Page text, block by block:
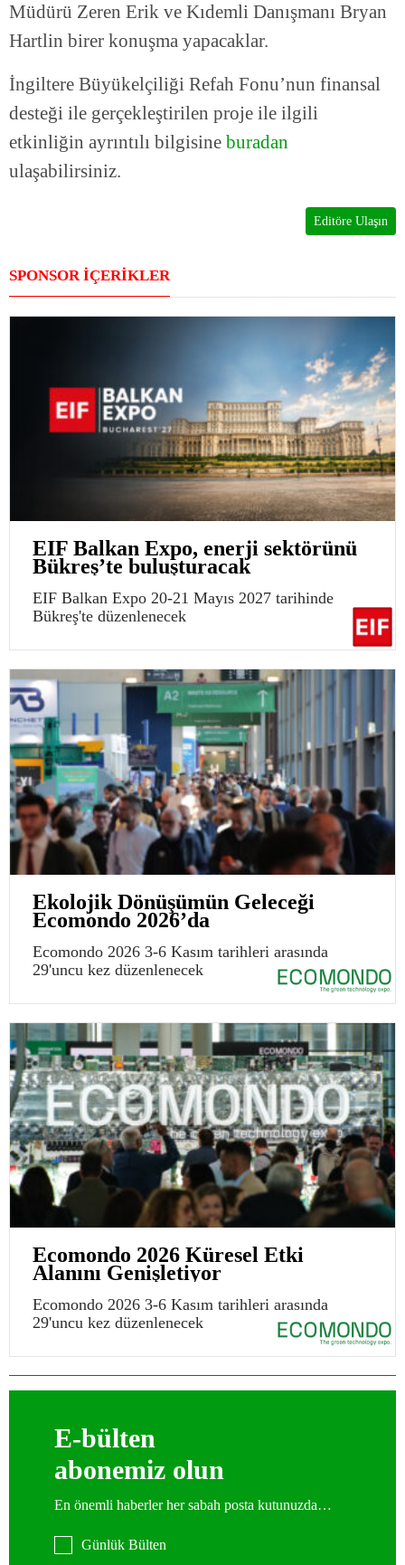
Müdürü Zeren Erik ve Kıdemli Danışmanı Bryan
Hartlin birer konuşma yapacaklar.
İngiltere Büyükelçiliği Refah Fonu’nun finansal
desteği ile gerçekleştirilen proje ile ilgili
etkinliğin ayrıntılı bilgisine buradan
ulaşabilirsiniz.
Editöre Ulaşın
SPONSOR İÇERİKLER
EIF Balkan Expo, enerji sektörünü
Bükreş’te buluşturacak
EIF Balkan Expo 20-21 Mayıs 2027 tarihinde
Bükreş'te düzenlenecek
Ekolojik Dönüşümün Geleceği
Ecomondo 2026’da
Ecomondo 2026 3-6 Kasım tarihleri arasında
29'uncu kez düzenlenecek
Ecomondo 2026 Küresel Etki
Alanını Genişletiyor
Ecomondo 2026 3-6 Kasım tarihleri arasında
29'uncu kez düzenlenecek
E-bülten
abonemiz olun
En önemli haberler her sabah posta kutunuzda…
Günlük Bülten